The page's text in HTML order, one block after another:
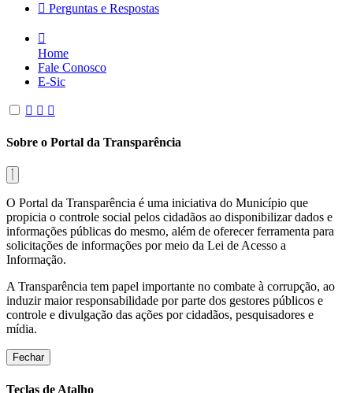
Perguntas e Respostas
Home
Fale Conosco
E-Sic
Sobre o Portal da Transparência
O Portal da Transparência é uma iniciativa do Município que
propicia o controle social pelos cidadãos ao disponibilizar dados e
informações públicas do mesmo, além de oferecer ferramenta para
solicitações de informações por meio da Lei de Acesso a
Informação.
A Transparência tem papel importante no combate à corrupção, ao
induzir maior responsabilidade por parte dos gestores públicos e
controle e divulgação das ações por cidadãos, pesquisadores e
mídia.
Fechar
Teclas de Atalho